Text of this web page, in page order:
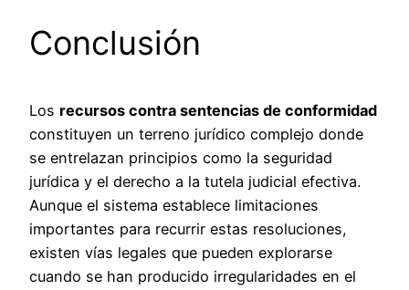
Conclusión
Los recursos contra sentencias de conformidad
constituyen un terreno jurídico complejo donde
se entrelazan principios como la seguridad
jurídica y el derecho a la tutela judicial efectiva.
Aunque el sistema establece limitaciones
importantes para recurrir estas resoluciones,
existen vías legales que pueden explorarse
cuando se han producido irregularidades en el